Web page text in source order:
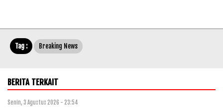
Tag : Breaking News
BERITA TERKAIT
Senin, 3 Agustus 2026 - 23:54